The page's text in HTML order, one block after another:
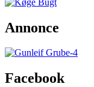
Annonce
Facebook